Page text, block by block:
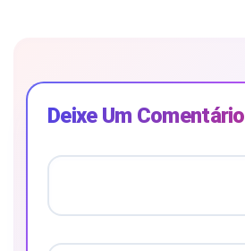
Deixe Um Comentário